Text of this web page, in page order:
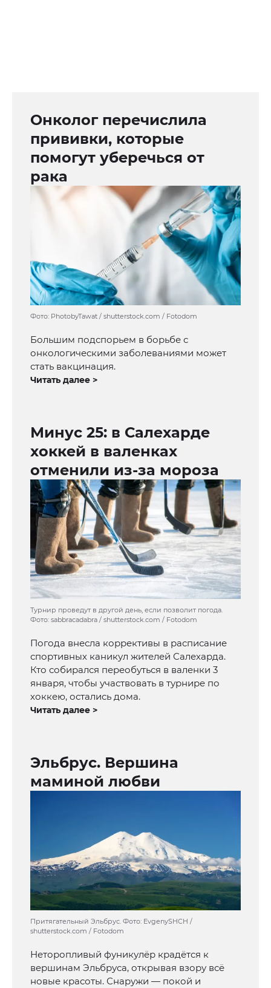
Онколог перечислила
прививки, которые
помогут уберечься от
рака
Фото: PhotobyTawat / shutterstock.com / Fotodom
Большим подспорьем в борьбе с
онкологическими заболеваниями может
стать вакцинация.
Читать далее >
Минус 25: в Салехарде
хоккей в валенках
отменили из-за мороза
Турнир проведут в другой день, если позволит погода.
Фото: sabbracadabra / shutterstock.com / Fotodom
Погода внесла коррективы в расписание
спортивных каникул жителей Салехарда.
Кто собирался переобуться в валенки 3
января, чтобы участвовать в турнире по
хоккею, остались дома.
Читать далее >
Эльбрус. Вершина
маминой любви
Притягательный Эльбрус. Фото: EvgenySHCH /
shutterstock.com / Fotodom
Неторопливый фуникулёр крадётся к
вершинам Эльбруса, открывая взору всё
новые красоты. Снаружи — покой и